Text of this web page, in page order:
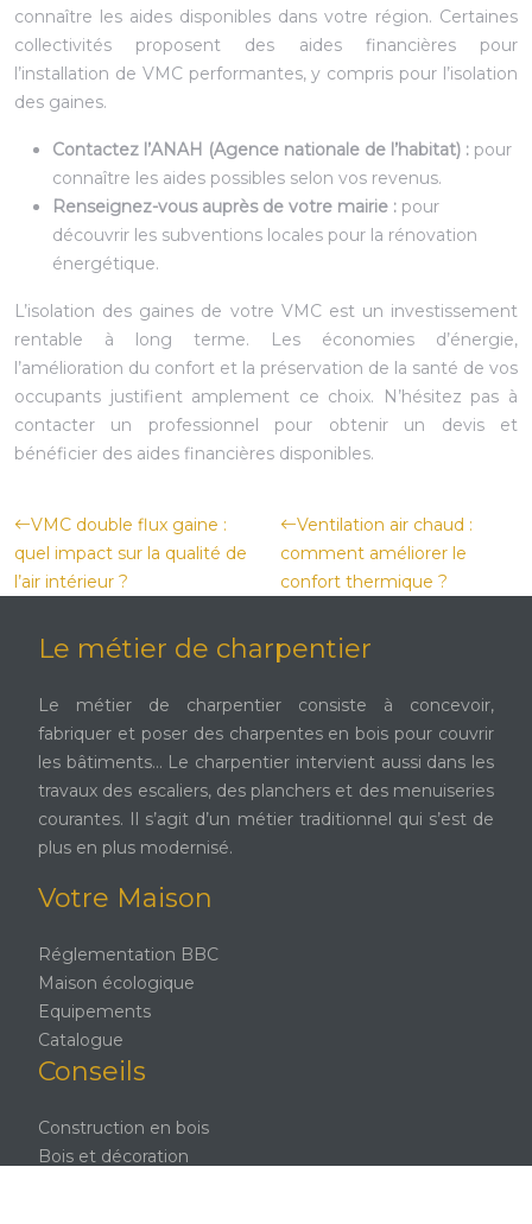
connaître les aides disponibles dans votre région. Certaines
collectivités proposent des aides financières pour
l’installation de VMC performantes, y compris pour l’isolation
des gaines.
Contactez l’ANAH (Agence nationale de l’habitat) : pour
connaître les aides possibles selon vos revenus.
Renseignez-vous auprès de votre mairie : pour
découvrir les subventions locales pour la rénovation
énergétique.
L’isolation des gaines de votre VMC est un investissement
rentable à long terme. Les économies d’énergie,
l’amélioration du confort et la préservation de la santé de vos
occupants justifient amplement ce choix. N’hésitez pas à
contacter un professionnel pour obtenir un devis et
bénéficier des aides financières disponibles.
VMC double flux gaine :
quel impact sur la qualité de
l’air intérieur ?
Ventilation air chaud :
comment améliorer le
confort thermique ?
Le métier de charpentier
Le métier de charpentier consiste à concevoir,
fabriquer et poser des charpentes en bois pour couvrir
les bâtiments… Le charpentier intervient aussi dans les
travaux des escaliers, des planchers et des menuiseries
courantes. Il s’agit d’un métier traditionnel qui s’est de
plus en plus modernisé.
Votre Maison
Réglementation BBC
Maison écologique
Equipements
Catalogue
Conseils
Construction en bois
Bois et décoration